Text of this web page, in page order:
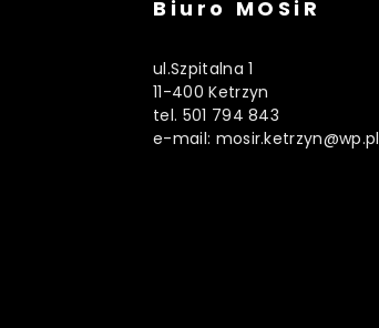
Biuro MOSiR
ul.Szpitalna 1
11-400 Ketrzyn
tel. 501 794 843
e-mail: mosir.ketrzyn@wp.pl